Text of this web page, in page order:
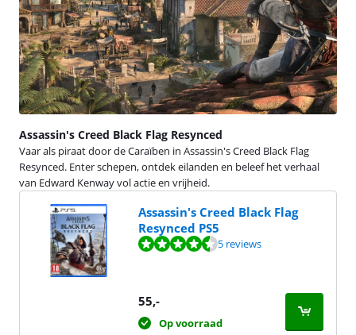
Assassin's Creed Black Flag Resynced
Vaar als piraat door de Caraïben in Assassin's Creed Black Flag
Resynced. Enter schepen, ontdek eilanden en beleef het verhaal
van Edward Kenway vol actie en vrijheid.
Assassin's Creed Black Flag
Resynced PS5
Beoordeling is 9,4 van de 10, gebaseerd op 5 reviews.
5 reviews
55,-
Op voorraad